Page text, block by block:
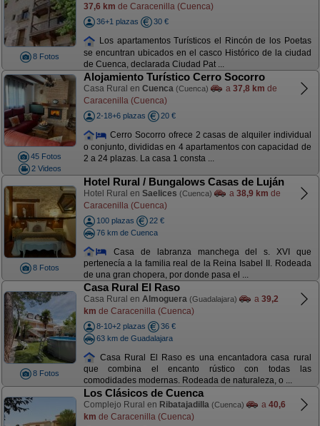
8 Fotos
37,6 km de Caracenilla (Cuenca)
36+1 plazas 30 €
Los apartamentos Turísticos el Rincón de los Poetas
se encuntran ubicados en el casco Histórico de la ciudad
de Cuenca, declarada Ciudad Pat ...
45 Fotos
2 Videos
Alojamiento Turístico Cerro Socorro
Casa Rural en Cuenca (Cuenca) a 37,8 km de
Caracenilla (Cuenca)
2-18+6 plazas 20 €
Cerro Socorro ofrece 2 casas de alquiler individual
o conjunto, divididas en 4 apartamentos con capacidad de
2 a 24 plazas. La casa 1 consta ...
8 Fotos
Hotel Rural / Bungalows Casas de Luján
Hotel Rural en Saelices (Cuenca) a 38,9 km de
Caracenilla (Cuenca)
100 plazas
22 €
76 km de Cuenca
Casa de labranza manchega del s. XVI que
pertenecía a la familia real de la Reina Isabel II. Rodeada
de una gran chopera, por donde pasa el ...
8 Fotos
Casa Rural El Raso
Casa Rural en Almoguera (Guadalajara) a 39,2
km de Caracenilla (Cuenca)
8-10+2 plazas
36 €
63 km de Guadalajara
Casa Rural El Raso es una encantadora casa rural
que combina el encanto rústico con todas las
comodidades modernas. Rodeada de naturaleza, o ...
Los Clásicos de Cuenca
Complejo Rural en Ribatajadilla (Cuenca) a 40,6
km de Caracenilla (Cuenca)